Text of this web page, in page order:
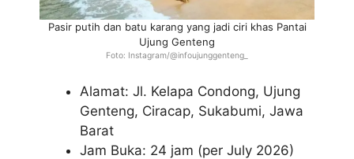
Pasir putih dan batu karang yang jadi ciri khas Pantai
Ujung Genteng
Foto: Instagram/@infoujunggenteng_
Alamat: Jl. Kelapa Condong, Ujung
Genteng, Ciracap, Sukabumi, Jawa
Barat
Jam Buka: 24 jam (per July 2026)